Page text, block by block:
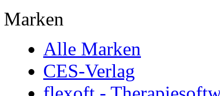
Marken
Alle Marken
CES-Verlag